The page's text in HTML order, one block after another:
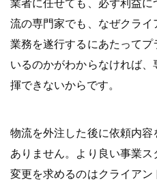
業者に任せても、必ず利益
流の専門家でも、なぜクライ
業務を遂行するにあたって
いるのかがわからなければ
揮できないからです。
物流を外注した後に依頼内
ありません。より良い事業
変更を求めるのはクライア